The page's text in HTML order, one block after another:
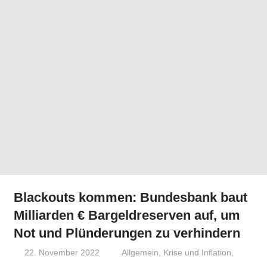
Blackouts kommen: Bundesbank baut
Milliarden € Bargeldreserven auf, um
Not und Plünderungen zu verhindern
22. November 2022 Niki Vogt
Allgemein, Krise und Inflation,